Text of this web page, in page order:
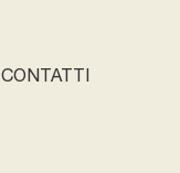
CONTATTI